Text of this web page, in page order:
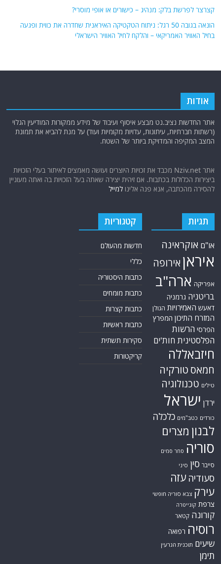
קצרצר לפרשת בלק: מנהיג – כישורים או אופי מוסרי?
הונאה בגובה 50 רגל: ניתוח הטקטיקה האיראנית שחדרה את כווית ופגעה
בחיל האוויר האמריקאי – והלקח לחיל האוויר הישראלי
אודות
אתר החדשות נציב.נט מבצע איסוף ועיבוד של מידע ממקורות המודיעין הגלוי
(רשתות חברתיות, עיתונות, עדויות מקומיות ועוד) על מנת להביא את תמונת
המצב המקיפה והמדויקת ביותר של השטח.
אתר Nziv.net מכבד את זכויות היוצרים ועושה מאמצים לאיתור בעלי הזכויות
ביצירות הכלולות בכתבות. אם זיהית יצירה שאתה בעל הזכויות בה ואתה מעוניין
להסירה מהכתבה, אנא פנה אלינולמייל
תגיות
או"ם אוקראינה
איראן אירופה
אפריקה ארה"ב
בריטניה גרמניה
דאעש האמירויות הגולן
המזרח התיכון המפרץ
הפרסי הרשות
הפלסטינית חות'ים
חיזבאללה
חמאס טורקיה
טילים טכנולוגיה
ירדן ישראל
כורדים כטב"מים כלכלה
לבנון מצרים
סוריה סחר סמים
סייבר סין סיני
סעודיה עזה
עירק צבא סוריה חופשי
צרפת קונייטרה
קורונה קטאר
רוסיה רפואה
שיעים תוכנית הגרעין
תימן
קטגוריות
חדשות מהעולם
כללי
כתבות היסטוריה
כתבות מומחים
כתבות קצרות
כתבות ראשיות
סקירות תשתית
קריקטורות